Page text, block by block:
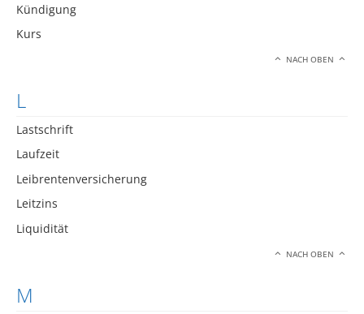
Kündigung
Kurs
NACH OBEN
L
Lastschrift
Laufzeit
Leibrentenversicherung
Leitzins
Liquidität
NACH OBEN
M